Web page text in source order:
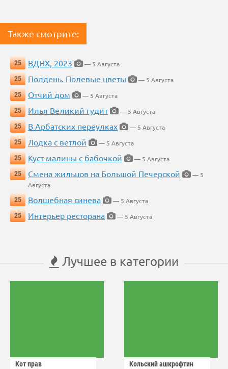
Также смотрите:
25 ВДНХ, 2023
— 5 Августа
25
Полдень. Полевые цветы
— 5 Августа
25
Отчий дом
— 5 Августа
25
Илья Великий гудит
— 5 Августа
25
В Арбатских переулках
— 5 Августа
25
Лодка с ветлой
— 5 Августа
25
Куст малины с бабочкой
— 5 Августа
25
Смена жильцов на Большой Печерской
— 5
Августа
25
Волшебная синева
— 5 Августа
25
Интерьер ресторана — 5 Августа
Лучшее в категории
Кот прав Кольский ашкрофтин